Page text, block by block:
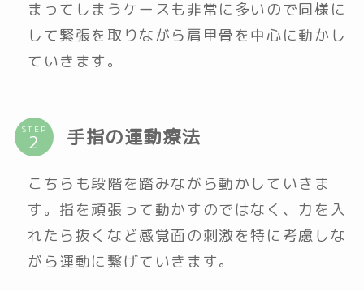
まってしまうケースも非常に多いので同様に
して緊張を取りながら肩甲骨を中心に動かし
ていきます。
STEP 手指の運動療法
こちらも段階を踏みながら動かしていきま
す。指を頑張って動かすのではなく、力を入
れたら抜くなど感覚面の刺激を特に考慮しな
がら運動に繋げていきます。